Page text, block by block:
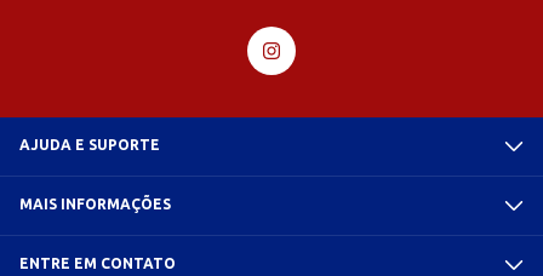
AJUDA E SUPORTE
MAIS INFORMAÇÕES
ENTRE EM CONTATO